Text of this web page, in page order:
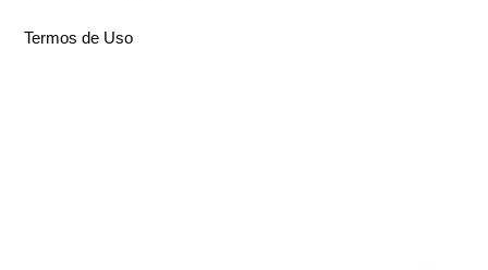
Termos de Uso